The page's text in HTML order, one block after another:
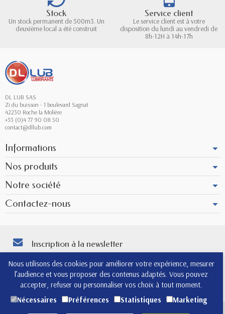
Nous utilisons des cookies pour améliorer votre expérience, mesurer
l’audience et vous proposer des contenus adaptés. Vous pouvez
accepter, refuser ou personnaliser vos choix à tout moment.
Nécessaires
Préférences Statistiques Marketing
Stock
Un stock permanent de 500m3. Un
deuxième local a été construit
Service client
Le service client est à votre
disposition du lundi au vendredi de
8h-12H à 14h-17h
DL LUB SAS
Zi du buisson - 1 boulevard Sagnat
42230 Roche la Molière
+33 (0)4 77 90 08 50
contact@dllub.com
Informations
Nos produits
Notre société
Contactez-nous
Inscription à la newsletter
informations de contact dans les conditions d'utilisation du site.
4.8
(565)